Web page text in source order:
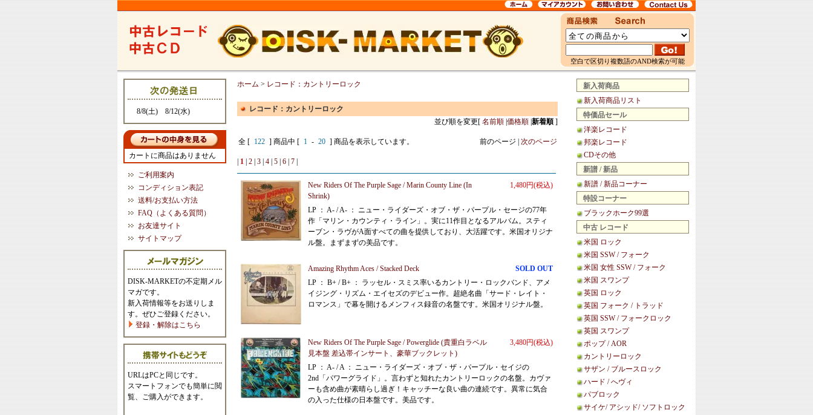
空白で区切り複数語のAND検索が可能
8/8(土) 8/12(水)
カートに商品はありません
ご利用案内
コンディション表記
送料/お支払い方法
FAQ（よくある質問）
お友達サイト
サイトマップ
DISK-MARKETの不定期メル
マガです。
新入荷情報等をお送りしま
す。ぜひご登録ください。
登録・解除はこちら
URLはPCと同じです。
スマートフォンでも簡単に閲
覧、ご購入ができます。
新入荷商品
新入荷商品リスト
特価品セール
洋楽レコード
邦楽レコード
CDその他
新譜 / 新品
新譜 / 新品コーナー
特設コーナー
ブラックホーク99選
中古 レコード
米国 ロック
米国 SSW / フォーク
米国 女性 SSW / フォーク
米国 スワンプ
英国 ロック
英国 フォーク / トラッド
英国 SSW / フォークロック
英国 スワンプ
ポップ / AOR
カントリーロック
サザン / ブルースロック
ハード / へヴィ
パブロック
サイケ/ アシッド/ ソフトロック
ホーム > レコード：カントリーロック
レコード：カントリーロック
並び順を変更[ 名前順 価格順 新着順 ]
全 [ 122 ] 商品中 [ 1 - 20 ] 商品を表示しています。 前のページ | 次のページ
1 2 3 4 5 6 7
1,480円(税込)
New Riders Of The Purple Sage / Marin County Line (In
Shrink)
LP ： A- / A- ： ニュー・ライダーズ・オブ・ザ・パープル・セージの77年
作「マリン・カウンティ・ライン」。実に11作目となるアルバム。スティ
ーブン・ラヴがA面すべての曲を提供しており、大活躍です。米国オリジナ
ル盤。まずまずの美品です。
SOLD OUT
Amazing Rhythm Aces / Stacked Deck
LP ： B+ / B+ ： ラッセル・スミス率いるカントリー・ロックバンド、アメ
イジング・リズム・エイセズのデビュー作。超絶名曲「サード・レイト・
ロマンス」で幕を開けるメンフィス録音の名盤です。米国オリジナル盤。
3,480円(税込)
New Riders Of The Purple Sage / Powerglide (貴重白ラベル
見本盤 差込帯インサート、豪華ブックレット)
LP ： A- / A ： ニュー・ライダーズ・オブ・ザ・パープル・セイジの
2nd「パワーグライド」。言わずと知れたカントリーロックの名盤。カヴァ
ーも含め曲が素晴らし過ぎ！キャッチーな良い曲の連続です。異常に気合
の入った仕様の日本盤です。美品です。